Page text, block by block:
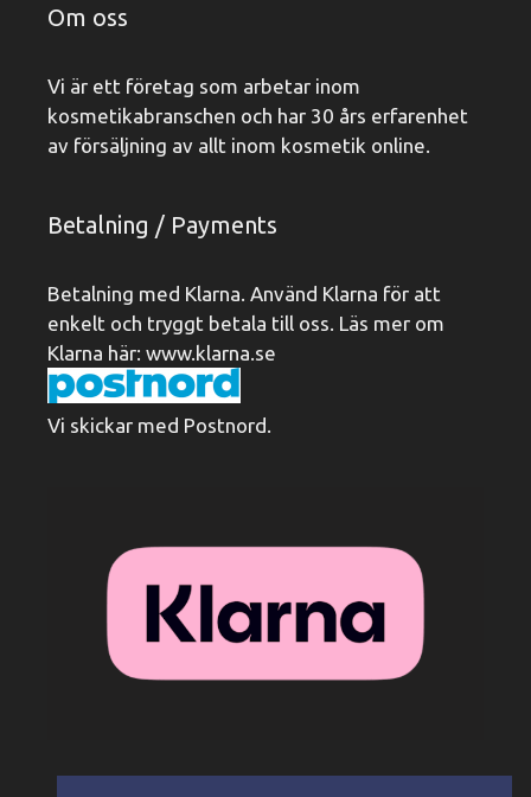
Om oss
Vi är ett företag som arbetar inom
kosmetikabranschen och har 30 års erfarenhet
av försäljning av allt inom kosmetik online.
Betalning / Payments
Betalning med Klarna. Använd Klarna för att
enkelt och tryggt betala till oss. Läs mer om
Klarna här: www.klarna.se
Vi skickar med Postnord.